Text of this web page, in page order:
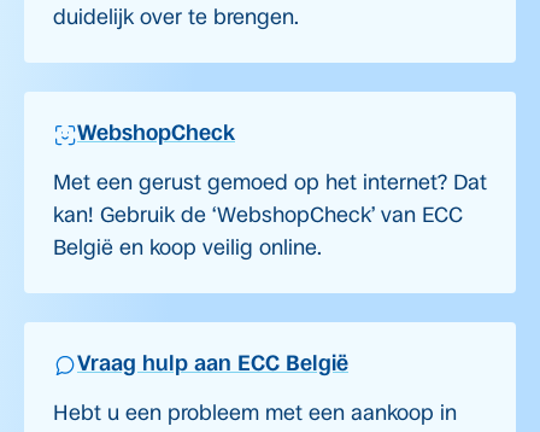
duidelijk over te brengen.
WebshopCheck
Met een gerust gemoed op het internet? Dat
kan! Gebruik de ‘WebshopCheck’ van ECC
België en koop veilig online.
Vraag hulp aan ECC België
Hebt u een probleem met een aankoop in